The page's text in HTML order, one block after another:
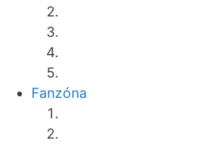
Fanzóna